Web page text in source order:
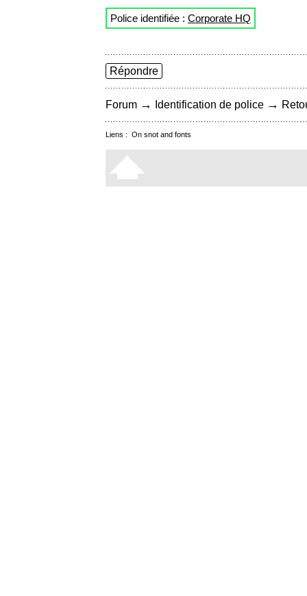
Police identifiée : Corporate HQ
Répondre
Forum → Identification de police →
Liens : On snot and fonts